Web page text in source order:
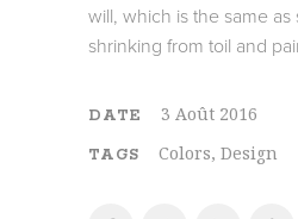
will, which is the same
shrinking from toil and
DATE 3 Août 2016
TAGS Colors, Design